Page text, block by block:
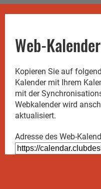
Web-
Kopieren Sie auf
Kalender mit Ihrem
mit der
Webkalender wird
aktualisiert.
Adresse des Web-